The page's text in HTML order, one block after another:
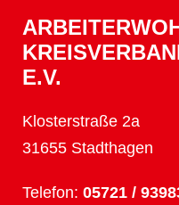
E.V.
Klosterstraße 2a
31655 Stadthagen
Telefon: 05721 /